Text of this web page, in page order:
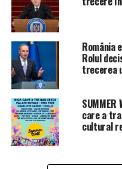
Ce se întâmplă dacă nu
consum? Răspunsul unui
România
Rolul
trecerea
care a
cultural